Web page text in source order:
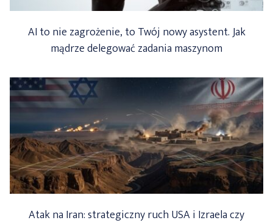
AI to nie zagrożenie, to Twój nowy asystent. Jak
mądrze delegować zadania maszynom
Atak na Iran: strategiczny ruch USA i Izraela czy